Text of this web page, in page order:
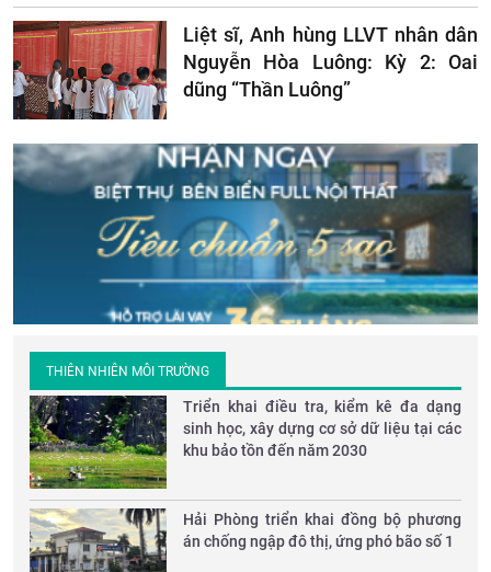
Liệt sĩ, Anh hùng LLVT nhân dân
Nguyễn Hòa Luông: Kỳ 2: Oai
dũng “Thần Luông”
THIÊN NHIÊN MÔI TRƯỜNG
Triển khai điều tra, kiểm kê đa dạng
sinh học, xây dựng cơ sở dữ liệu tại các
khu bảo tồn đến năm 2030
Hải Phòng triển khai đồng bộ phương
án chống ngập đô thị, ứng phó bão số 1